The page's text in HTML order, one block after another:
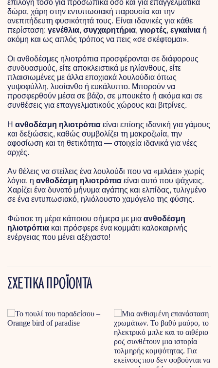
επιλογή τόσο για προσωπικά όσο και για επαγγελματικά
δώρα, χάρη στην εντυπωσιακή παρουσία και την
ανεπιτήδευτη φυσικότητά τους. Είναι ιδανικές για κάθε
περίσταση: γενέθλια, συγχαρητήρια, γιορτές, εγκαίνια ή
ακόμη και ως απλός τρόπος να πεις «σε σκέφτομαι».
Οι ανθοδέσμες ηλιοτρόπια προσφέρονται σε διάφορους
συνδυασμούς, είτε αποκλειστικά με ηλίανθους, είτε
πλαισιωμένες με άλλα εποχιακά λουλούδια όπως
γυψοφύλλη, λυσίανθο ή ευκάλυπτο. Μπορούν να
προσφερθούν μέσα σε βάζο, σε μπουκέτο ή ακόμα και σε
συνθέσεις για επαγγελματικούς χώρους και βιτρίνες.
Η ανθοδέσμη ηλιοτρόπια είναι επίσης ιδανική για γάμους
και δεξιώσεις, καθώς συμβολίζει τη μακροζωία, την
αφοσίωση και τη θετικότητα — στοιχεία ιδανικά για νέες
αρχές.
Αν θέλεις να στείλεις ένα λουλούδι που να «μιλάει» χωρίς
λόγια, η ανθοδέσμη ηλιοτρόπια είναι αυτό που ψάχνεις.
Χαρίζει ένα δυνατό μήνυμα αγάπης και ελπίδας, τυλιγμένο
σε ένα εντυπωσιακό, ηλιόλουστο χαμόγελο της φύσης.
Φώτισε τη μέρα κάποιου σήμερα με μια ανθοδέσμη
ηλιοτρόπια και πρόσφερε ένα κομμάτι καλοκαιρινής
ενέργειας που μένει αξέχαστο!
ΣΧΕΤΙΚΑ ΠΡΟΪΟΝΤΑ